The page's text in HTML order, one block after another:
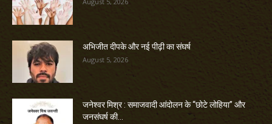
अभिजीत दीपके और नई पीढ़ी का संघर्ष
August 5, 2026
जनेश्वर मिश्र : समाजवादी आंदोलन के “छोटे लोहिया” और
जनसंघर्ष की...